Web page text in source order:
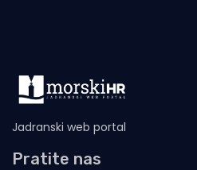
Jadranski web portal
Pratite nas